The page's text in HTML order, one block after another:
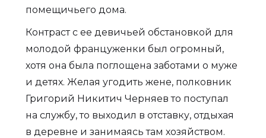
помещичьего дома.
Контраст с ее девичьей обстановкой для
молодой француженки был огромный,
хотя она была поглощена заботами о муже
и детях. Желая угодить жене, полковник
Григорий Никитич Черняев то поступал
на службу, то выходил в отставку, отдыхая
в деревне и занимаясь там хозяйством.